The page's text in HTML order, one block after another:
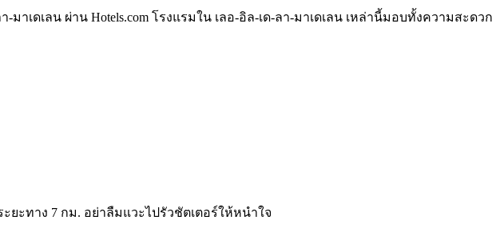
เดเลน ผ่าน Hotels.com โรงแรมใน เลอ-อิล-เด-ลา-มาเดเลน เหล่านี้มอบทั้งความสะดวก
ยะทาง 7 กม. อย่าลืมแวะไปรัวชัตเตอร์ให้หนำใจ